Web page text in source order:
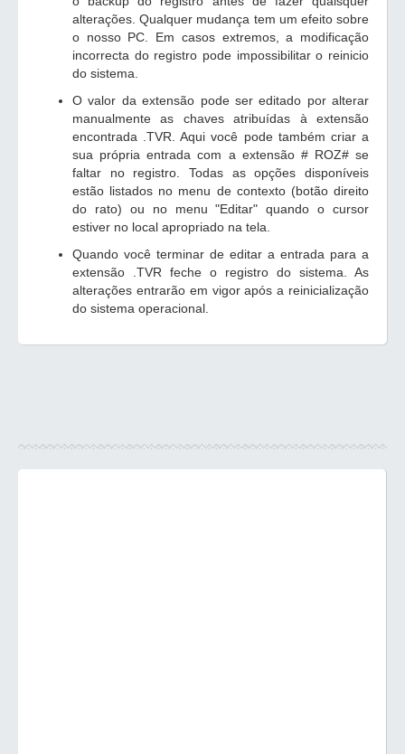
alterações. Qualquer mudança tem um efeito sobre
o nosso PC. Em casos extremos, a modificação
incorrecta do registro pode impossibilitar o reinicio
do sistema.
O valor da extensão pode ser editado por alterar
manualmente as chaves atribuídas à extensão
encontrada .TVR. Aqui você pode também criar a
sua própria entrada com a extensão # ROZ# se
faltar no registro. Todas as opções disponíveis
estão listados no menu de contexto (botão direito
do rato) ou no menu "Editar" quando o cursor
estiver no local apropriado na tela.
Quando você terminar de editar a entrada para a
extensão .TVR feche o registro do sistema. As
alterações entrarão em vigor após a reinicialização
do sistema operacional.